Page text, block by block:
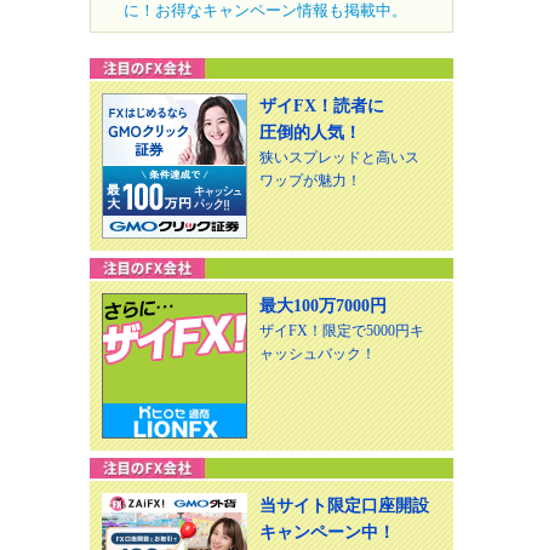
に！お得なキャンペーン情報も掲載中。
ザイFX！読者に
圧倒的人気！
狭いスプレッドと高いス
ワップが魅力！
最大100万7000円
ザイFX！限定で5000円キ
ャッシュバック！
当サイト限定口座開設
キャンペーン中！